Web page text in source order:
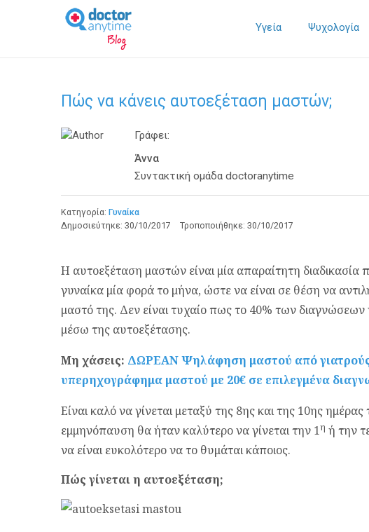
Υγεία Ψυχολογία
Πώς να κάνεις αυτοεξέταση μαστών;
Γράφει:
Άννα
Συντακτική ομάδα doctoranytime
Κατηγορία: Γυναίκα
Δημοσιεύτηκε: 30/10/2017 Τροποποιήθηκε: 30/10/2017
Η αυτοεξέταση μαστών είναι μία απαραίτητη διαδικασία
γυναίκα μία φορά το μήνα, ώστε να είναι σε θέση να
μαστό της. Δεν είναι τυχαίο πως το 40% των
μέσω της αυτοεξέτασης.
Μη χάσεις: ΔΩΡΕΑΝ Ψηλάφηση μαστού από γιατρούς
υπερηχογράφημα μαστού με 20€ σε επιλεγμένα
Είναι καλό να γίνεται μεταξύ της 8ης και της 10ης
εμμηνόπαυση θα ήταν καλύτερο να γίνεται την 1η ή την
να είναι ευκολότερο να το θυμάται κάποιος.
Πώς γίνεται η αυτοεξέταση;